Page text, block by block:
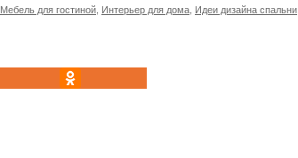
Мебель для гостиной Интерьер для дома Идеи дизайна спальни